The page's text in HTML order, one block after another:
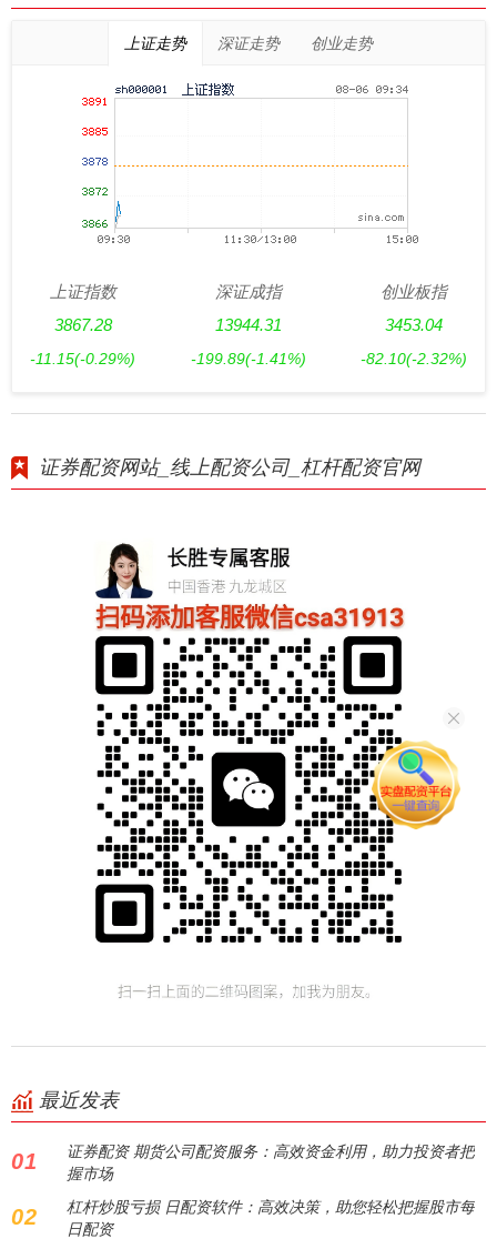
上证走势 深证走势 创业走势
上证指数
3867.28
-11.15(-0.29%)
深证成指
13944.31
-199.89(-1.41%)
创业板指
3453.04
-82.10(-2.32%)
证券配资网站_线上配资公司_杠杆配资官网
最近发表
01
证券配资 期货公司配资服务：高效资金利用，助力投资者把
握市场
02
杠杆炒股亏损 日配资软件：高效决策，助您轻松把握股市每
日配资